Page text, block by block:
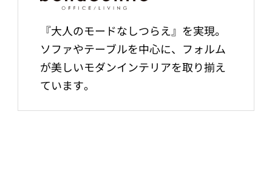
『大人のモードなしつらえ』を実現。
ソファやテーブルを中心に、フォルム
が美しいモダンインテリアを取り揃え
ています。